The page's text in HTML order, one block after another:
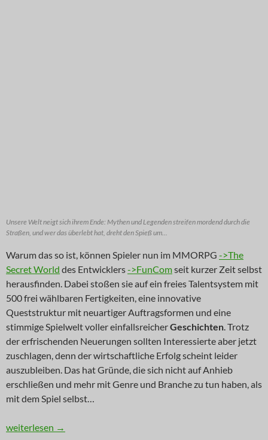
Unsere Welt neigt sich ihrem Ende: Mythen und Legenden streifen mordend durch die
Straßen, und wer das überlebt hat, dreht den Spieß um...
Warum das so ist, können Spieler nun im MMORPG ->The
Secret World des Entwicklers->FunComseit kurzer Zeit selbst
herausfinden. Dabei stoßen sie auf ein freies Talentsystem mit
500 frei wählbaren Fertigkeiten, eine innovative
Queststruktur mit neuartiger Auftragsformen und eine
stimmige Spielwelt voller einfallsreicherGeschichten. Trotz
der erfrischenden Neuerungen sollten Interessierte aber jetzt
zuschlagen, denn der wirtschaftliche Erfolg scheint leider
auszubleiben. Das hat Gründe, die sich nicht auf Anhieb
erschließen und mehr mit Genre und Branche zu tun haben, als
mit dem Spiel selbst…
INNOVATION: Da wohnt doch was im Schrank
weiterlesen →